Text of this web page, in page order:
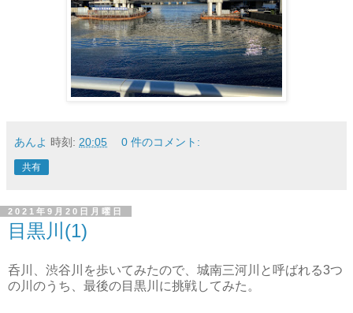
あんよ 時刻: 20:05 0 件のコメント:
共有
2021年9月20日月曜日
目黒川(1)
呑川、渋谷川を歩いてみたので、城南三河川と呼ばれる3つ
の川のうち、最後の目黒川に挑戦してみた。